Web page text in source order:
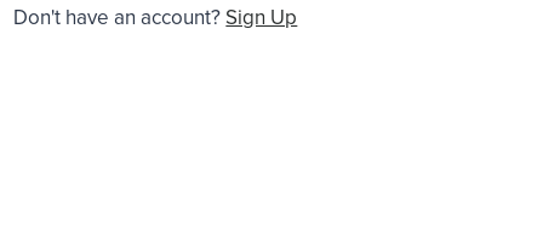
Don't have an account? Sign Up